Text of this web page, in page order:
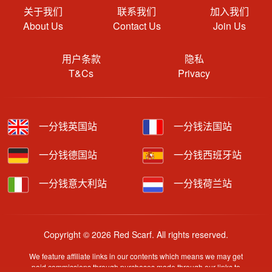
关于我们
About Us
联系我们
Contact Us
加入我们
Join Us
用户条款
T&Cs
隐私
Privacy
一分钱英国站 一分钱法国站
一分钱德国站 一分钱西班牙站
一分钱意大利站 一分钱荷兰站
Copyright © 2026 Red Scarf. All rights reserved.
We feature affiliate links in our contents which means we may get
paid commissions through purchases made through our links to